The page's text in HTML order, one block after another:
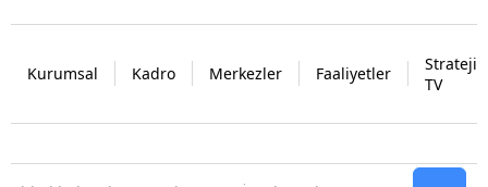
Kurumsal Kadro Merkezler Faaliyetler
Strateji
TV